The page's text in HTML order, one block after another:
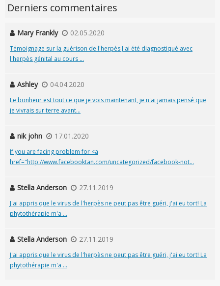
Derniers commentaires
Mary Frankly 02.05.2020
Témoignage sur la guérison de l'herpès J'ai été diagnostiqué avec
l'herpès génital au cours ...
Ashley 04.04.2020
Le bonheur est tout ce que je vois maintenant, je n'ai jamais pensé que
je vivrais sur terre avant...
nik john 17.01.2020
If you are facing problem for <a
href="http://www.facebooktan.com/uncategorized/facebook-not...
Stella Anderson 27.11.2019
J'ai appris que le virus de l'herpès ne peut pas être guéri, j'ai eu tort! La
phytothérapie m'a ...
Stella Anderson 27.11.2019
J'ai appris que le virus de l'herpès ne peut pas être guéri, j'ai eu tort! La
phytothérapie m'a ...